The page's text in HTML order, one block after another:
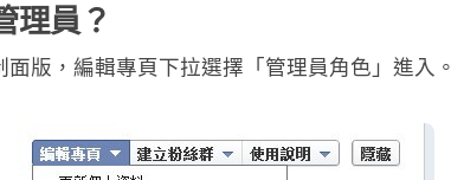
理員？
版，編輯專頁下拉選擇「管理員角色」進入。